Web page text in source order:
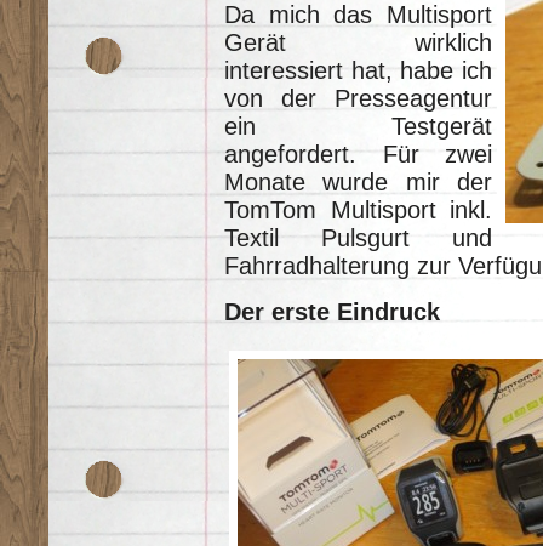
Da mich das Multisport
Gerät wirklich
interessiert hat, habe ich
von der Presseagentur
ein Testgerät
angefordert. Für zwei
Monate wurde mir der
TomTom Multisport inkl.
Textil Pulsgurt und
Fahrradhalterung zur
Der erste Eindruck